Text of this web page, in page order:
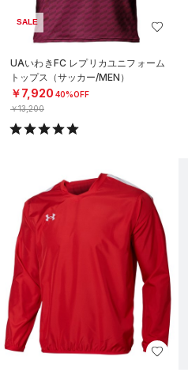
SALE
UAいわきFC レプリカユニフォーム
トップス（サッカー/MEN）
￥7,920 40%OFF
￥13,200